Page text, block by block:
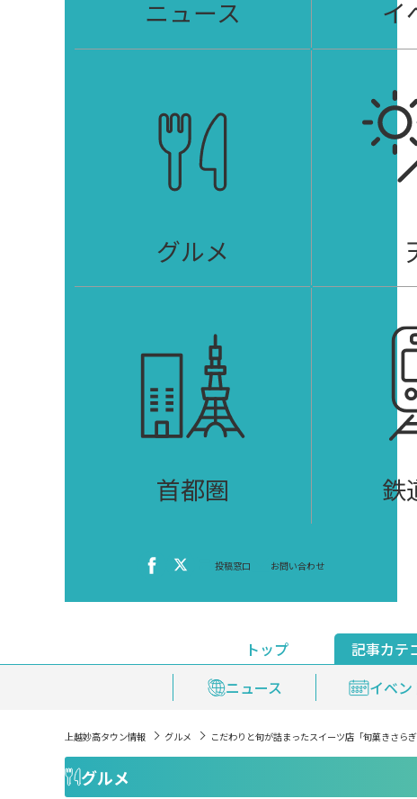
ニュース イ
グルメ
首都圏 鉄
投稿窓口 お問い合わせ
トップ
記事カテ
ニュース
イベン
おくやみ情報
ラ
上越妙高タウン情報 グルメ こだわりと旬が詰まったスイーツ店「旬菓きさらぎ
グルメ